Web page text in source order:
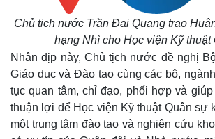
Pháp luật
Tin nóng
Tư vấn luật
Quân sự
Vũ khí
Việt Nam
Phân tích
Chủ tịch nước Trần Đại Quang trao
hạng Nhì cho Học viện Kỹ thuật
Nhân dịp này, Chủ tịch nước đề nghị
Giáo dục và Đào tạo cùng các bộ,
tục quan tâm, chỉ đạo, phối hợp và
thuận lợi để Học viện Kỹ thuật Quân sự
một trung tâm đào tạo và nghiên cứu